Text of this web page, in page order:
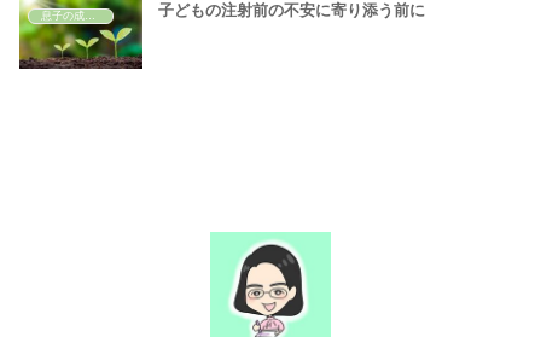
息子の成長記録 子どもの注射前の不安に寄り添う前に